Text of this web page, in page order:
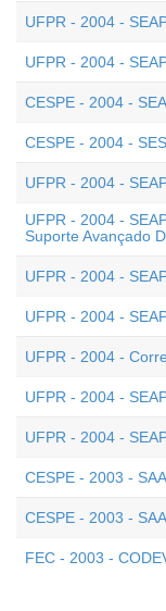
UFPR - 2004 -
UFPR - 2004 -
CESPE - 2004 -
CESPE - 2004 -
UFPR - 2004 -
UFPR - 2004 -
Suporte Avançado
UFPR - 2004 -
UFPR - 2004 -
UFPR - 2004 -
UFPR - 2004 -
UFPR - 2004 -
CESPE - 2003 -
CESPE - 2003 -
FEC - 2003 -